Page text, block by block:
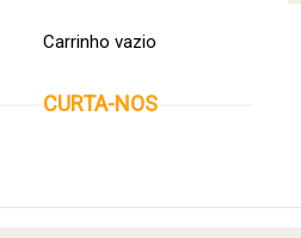
Carrinho vazio
CURTA-NOS